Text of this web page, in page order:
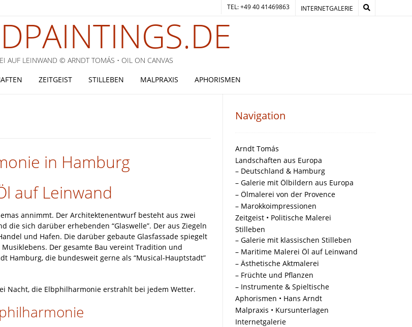
INTERNETGALERIE
TEL: +49 40 41469863
AUF LEINWAND © ARNDT TOMÁS • OIL ON CANVAS
ZEITGEIST STILLEBEN MALPRAXIS APHORISMEN
in Hamburg
auf Leinwand
annimmt. Der Architektenentwurf besteht aus zwei
sich darüber erhebenden “Glaswelle”. Der aus Ziegeln
und Hafen. Die darüber gebaute Glasfassade spiegelt
Der gesamte Bau vereint Tradition und
Hamburg, die bundesweit gerne als “Musical-Hauptstadt”
Nacht, die Elbphilharmonie erstrahlt bei jedem Wetter.
Navigation
Arndt Tomás
Landschaften aus Europa
– Deutschland & Hamburg
– Galerie mit Ölbildern aus Europa
– Ölmalerei von der Provence
– Marokkoimpressionen
Zeitgeist • Politische Malerei
Stilleben
– Galerie mit klassischen Stilleben
– Maritime Malerei Öl auf Leinwand
– Ästhetische Aktmalerei
– Früchte und Pflanzen
– Instrumente & Spieltische
Aphorismen • Hans Arndt
Malpraxis • Kursunterlagen
Internetgalerie